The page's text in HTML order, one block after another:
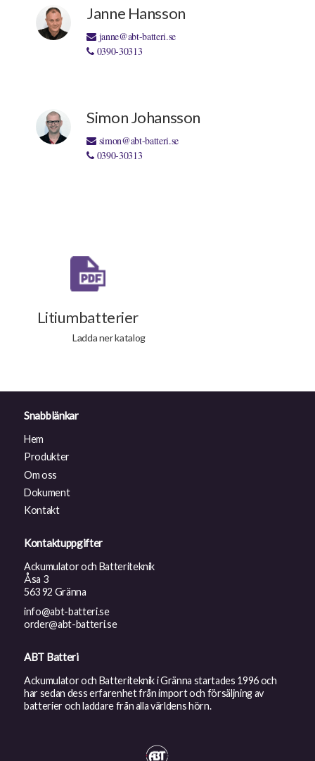
Janne Hansson
janne@abt-batteri.se
0390-30313
Simon Johansson
simon@abt-batteri.se
0390-30313
Litiumbatterier
Ladda ner katalog
Snabblänkar
Hem
Produkter
Om oss
Dokument
Kontakt
Kontaktuppgifter
Ackumulator och Batteriteknik
Åsa 3
563 92 Gränna
info@abt-batteri.se
order@abt-batteri.se
ABT Batteri
Ackumulator och Batteriteknik i Gränna startades 1996 och
har sedan dess erfarenhet från import och försäljning av
batterier och laddare från alla världens hörn.